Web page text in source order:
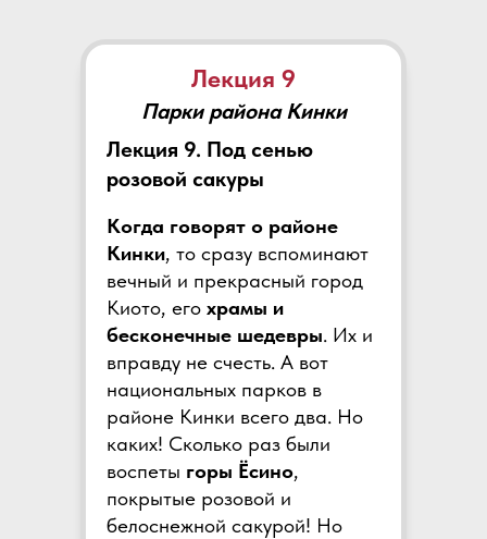
Парки района Кинки
Когда говорят о районе
Кинки, то сразу вспоминают
вечный и прекрасный город
Киото, его храмы и
бесконечные шедевры. Их и
вправду не счесть. А вот
национальных парков в
районе Кинки всего два. Но
каких! Сколько раз были
воспеты горы Ёсино,
покрытые розовой и
белоснежной сакурой! Но
Лекция 9
Лекция 9. Под сенью
розовой сакуры